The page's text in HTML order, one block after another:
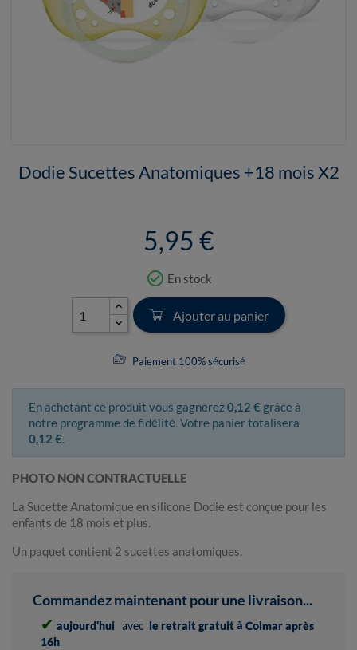
Dodie Sucettes Anatomiques +18 mois X2
5,95 €
check_circle_outline En stock
Ajouter au panier
Paiement 100% sécurisé
En achetant ce produit vous gagnerez0,12 € grâce à
notre programme de fidélité. Votre panier totalisera
0,12 €.
PHOTO NON CONTRACTUELLE
La Sucette Anatomique en silicone Dodie est conçue pour les
enfants de 18 mois et plus.
Un paquet contient 2 sucettes anatomiques.
Commandez maintenant pour une livraison...
✔ aujourd'hui avec le retrait gratuit à Colmar après
16h